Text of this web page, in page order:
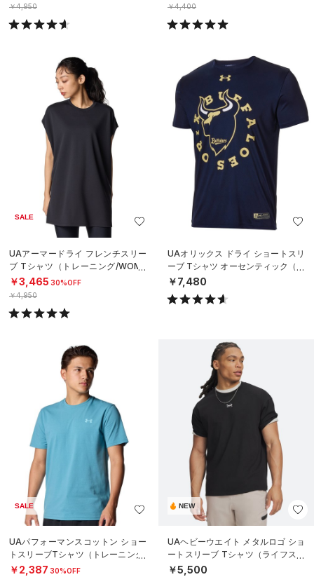
￥4,950
￥4,400
SALE
UAアーマードライ フレンチスリー
ブ Tシャツ（トレーニング/WOME
N）
￥3,465 30%OFF
￥4,950
UAオリックス ドライ ショートスリ
ーブ Tシャツ オーセンティック（ベ
ースボール/MEN）
￥7,480
SALE
UAパフォーマンスコットン ショー
トスリーブTシャツ（トレーニング/
MEN）
￥2,387 30%OFF
NEW
UAヘビーウエイト メタルロゴ ショ
ートスリーブ Tシャツ（ライフスタ
イル/MEN）
￥5,500